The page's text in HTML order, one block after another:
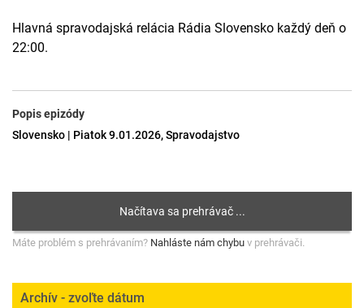
Hlavná spravodajská relácia Rádia Slovensko každý deň o
22:00.
Popis epizódy
Slovensko | Piatok 9.01.2026, Spravodajstvo
Máte problém s prehrávaním? Nahláste nám chybu v prehrávači.
Archív - zvoľte dátum